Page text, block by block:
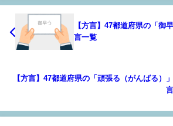
【方言】47都道府県の「御
言一覧
【方言】47都道府県の「頑張る（がんばる）